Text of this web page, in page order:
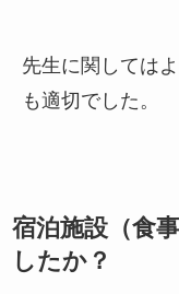
先生に関しては
も適切でした。
宿泊施設（食
したか？